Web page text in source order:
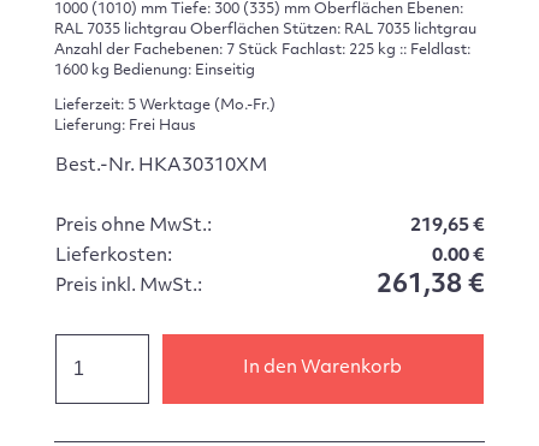
1000 (1010) mm Tiefe: 300 (335) mm Oberflächen Ebenen:
RAL 7035 lichtgrau Oberflächen Stützen: RAL 7035 lichtgrau
Anzahl der Fachebenen: 7 Stück Fachlast: 225 kg :: Feldlast:
1600 kg Bedienung: Einseitig
Lieferzeit: 5 Werktage (Mo.-Fr.)
Lieferung: Frei Haus
Best.-Nr. HKA30310XM
Preis ohne MwSt.:
219,65 €
Lieferkosten:
0.00 €
Preis inkl. MwSt.:
261,38 €
In den Warenkorb